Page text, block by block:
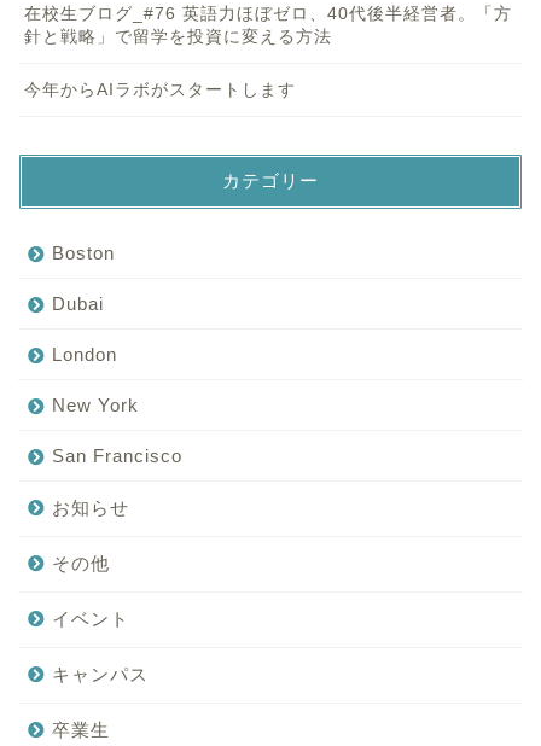
在校生ブログ_#76 英語力ほぼゼロ、40代後半経営者。「方
針と戦略」で留学を投資に変える方法
今年からAIラボがスタートします
カテゴリー
Boston
Dubai
London
New York
San Francisco
お知らせ
その他
イベント
キャンパス
卒業生